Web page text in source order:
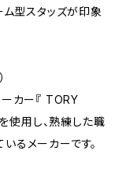
ム型スタッズが印象
カー『 TORY
使用し、熟練した職
るメーカーです。